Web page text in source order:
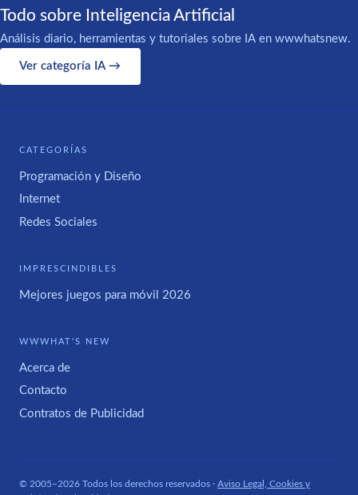
Todo sobre Inteligencia Artificial
Análisis diario, herramientas y tutoriales sobre IA en wwwhatsnew.
Ver categoría IA →
CATEGORÍAS
Programación y Diseño
Internet
Redes Sociales
IMPRESCINDIBLES
Mejores juegos para móvil 2026
WWWHAT'S NEW
Acerca de
Contacto
Contratos de Publicidad
© 2005–2026 Todos los derechos reservados · Aviso Legal, Cookies y